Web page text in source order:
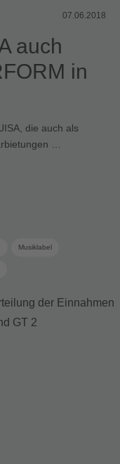
07.06.2018
auch
in
die auch als
…
Musiklabel